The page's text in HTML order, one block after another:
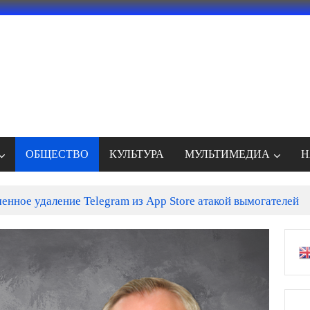
ОБЩЕСТВО КУЛЬТУРА МУЛЬТИМЕДИА
удаление Telegram из App Store атакой вымогателей